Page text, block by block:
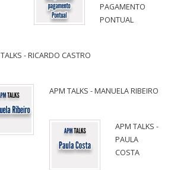
PAGAMENTO
PONTUAL
- RICARDO CASTRO
APM TALKS - MANUELA RIBEIRO
APM TALKS -
PAULA
COSTA